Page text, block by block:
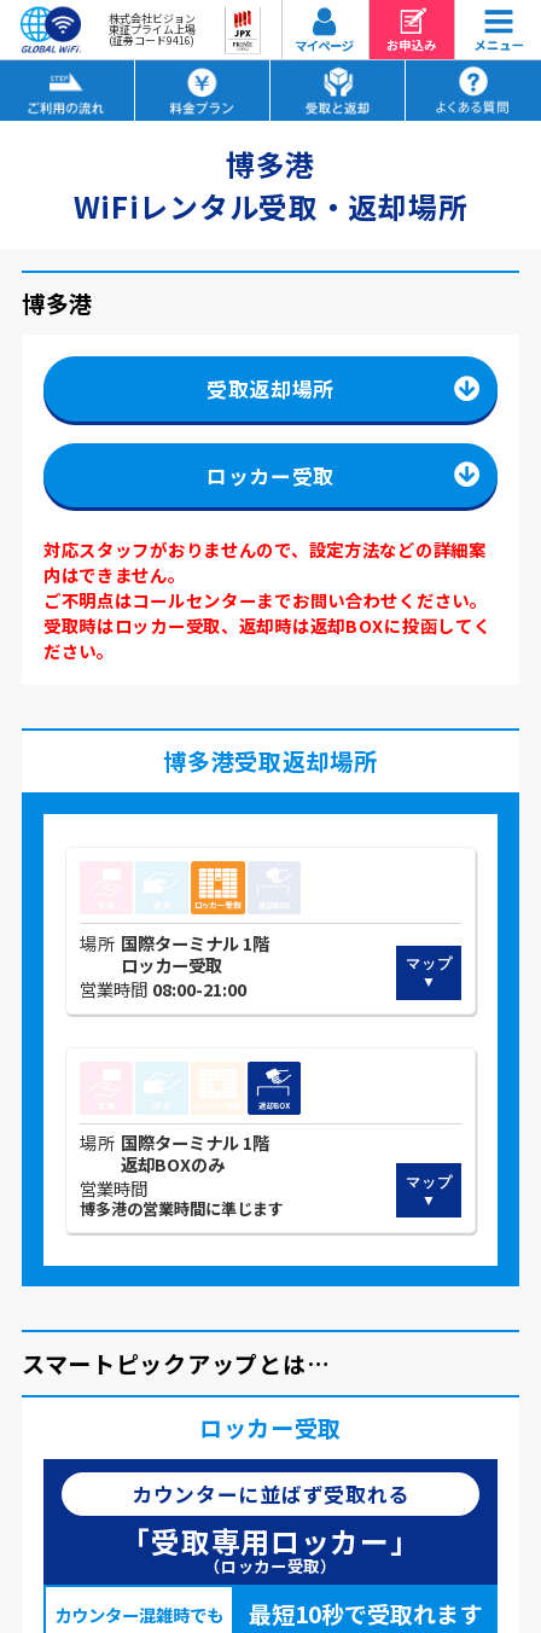
株式会社ビジョン
東証プライム上場
(証券コード9416)
博多港
WiFiレンタル受取・返却場所
博多港
受取返却場所
ロッカー受取
対応スタッフがおりませんので、設定方法などの詳細案
内はできません。
ご不明点はコールセンターまでお問い合わせください。
受取時はロッカー受取、返却時は返却BOXに投函してく
ださい。
博多港受取返却場所
場所 国際ターミナル 1階
ロッカー受取
営業時間 08:00-21:00
場所 国際ターミナル 1階
返却BOXのみ
営業時間
博多港の営業時間に準じます
スマートピックアップとは…
ロッカー受取
カウンターに並ばず受取れる
「受取専用ロッカー」
（ロッカー受取）
カウンター混雑時でも 最短10秒で受取れます